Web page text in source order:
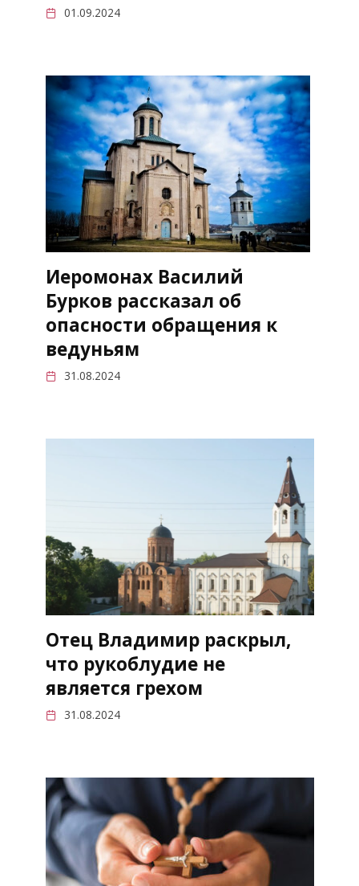
01.09.2024
Иеромонах Василий
Бурков рассказал об
опасности обращения к
ведуньям
31.08.2024
Отец Владимир раскрыл,
что рукоблудие не
является грехом
31.08.2024